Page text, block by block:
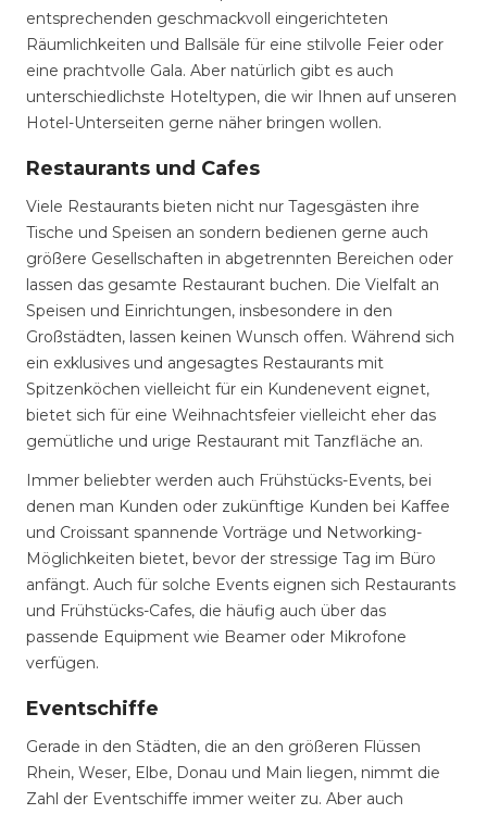
entsprechenden geschmackvoll eingerichteten
Räumlichkeiten und Ballsäle für eine stilvolle Feier oder
eine prachtvolle Gala. Aber natürlich gibt es auch
unterschiedlichste Hoteltypen, die wir Ihnen auf unseren
Hotel-Unterseiten gerne näher bringen wollen.
Restaurants und Cafes
Viele Restaurants bieten nicht nur Tagesgästen ihre
Tische und Speisen an sondern bedienen gerne auch
größere Gesellschaften in abgetrennten Bereichen oder
lassen das gesamte Restaurant buchen. Die Vielfalt an
Speisen und Einrichtungen, insbesondere in den
Großstädten, lassen keinen Wunsch offen. Während sich
ein exklusives und angesagtes Restaurants mit
Spitzenköchen vielleicht für ein Kundenevent eignet,
bietet sich für eine Weihnachtsfeier vielleicht eher das
gemütliche und urige Restaurant mit Tanzfläche an.
Immer beliebter werden auch Frühstücks-Events, bei
denen man Kunden oder zukünftige Kunden bei Kaffee
und Croissant spannende Vorträge und Networking-
Möglichkeiten bietet, bevor der stressige Tag im Büro
anfängt. Auch für solche Events eignen sich Restaurants
und Frühstücks-Cafes, die häufig auch über das
passende Equipment wie Beamer oder Mikrofone
verfügen.
Eventschiffe
Gerade in den Städten, die an den größeren Flüssen
Rhein, Weser, Elbe, Donau und Main liegen, nimmt die
Zahl der Eventschiffe immer weiter zu. Aber auch